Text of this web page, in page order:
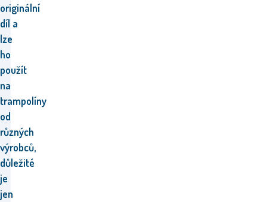
originální
díl a
lze
ho
použít
na
trampolíny
od
různých
výrobců,
důležité
je
jen